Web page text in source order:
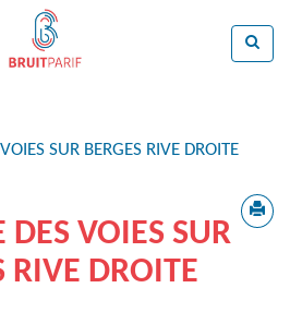
SUR BERGES RIVE DROITE
DES VOIES SUR
RIVE DROITE